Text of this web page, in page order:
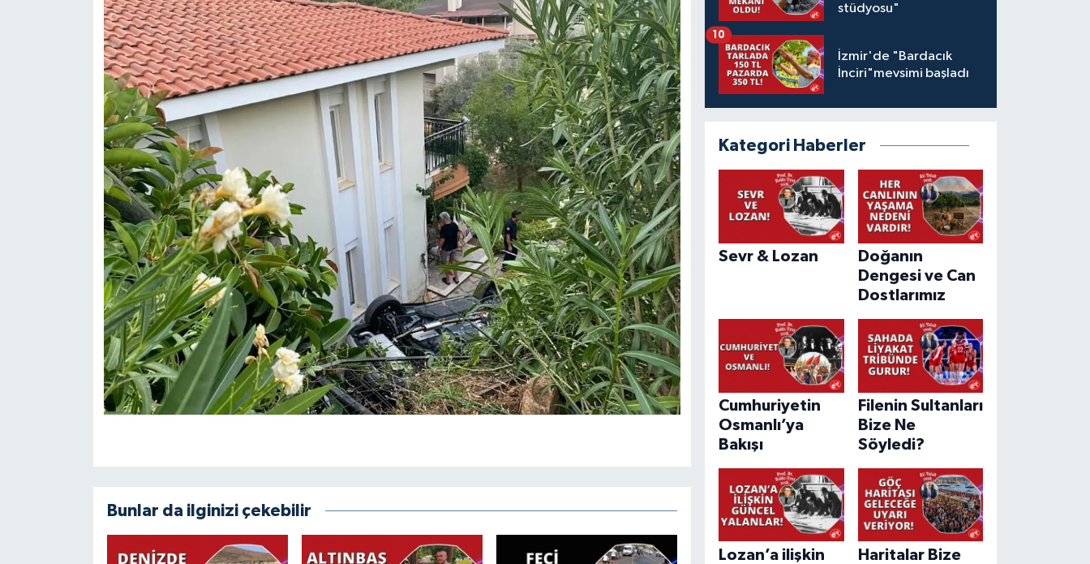
Bunlar da ilginizi çekebilir
stüdyosu"
İzmir'de "Bardacık
İnciri"mevsimi başladı
10
Kategori Haberler
Sevr & Lozan
Doğanın
Dengesi ve Can
Dostlarımız
Cumhuriyetin
Osmanlı’ya
Bakışı
Filenin Sultanları
Bize Ne
Söyledi?
Lozan’a ilişkin
Haritalar Bize